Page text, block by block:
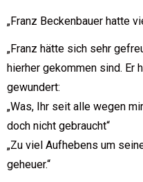
„Franz Beckenbauer hatte
„Franz hätte sich sehr
hierher gekommen sind.
gewundert:
„Was, Ihr seit alle wegen
doch nicht gebraucht“
„Zu viel Aufhebens um
geheuer.“